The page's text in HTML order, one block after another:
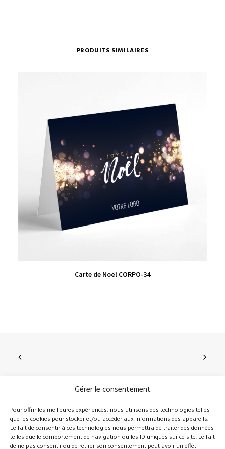
Gérer le consentement
Pour offrir les meilleures expériences, nous utilisons des technologies telles
que les cookies pour stocker et/ou accéder aux informations des appareils.
Le fait de consentir à ces technologies nous permettra de traiter des données
telles que le comportement de navigation ou les ID uniques sur ce site. Le fait
de ne pas consentir ou de retirer son consentement peut avoir un effet
PRODUITS SIMILAIRES
VIEW PRODUCT
Carte de Noël CORPO-34
210, rue Principale, Vallée-Jonction (Qc), G0S 3J0
418 389-8899info@novalie.ca